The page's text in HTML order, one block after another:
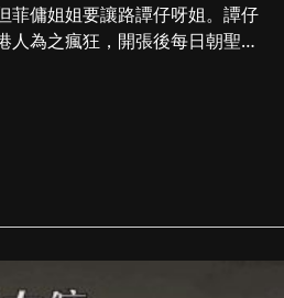
菲傭姐姐要讓路譚仔呀姐。譚仔
人為之瘋狂，開張後每日朝聖兩